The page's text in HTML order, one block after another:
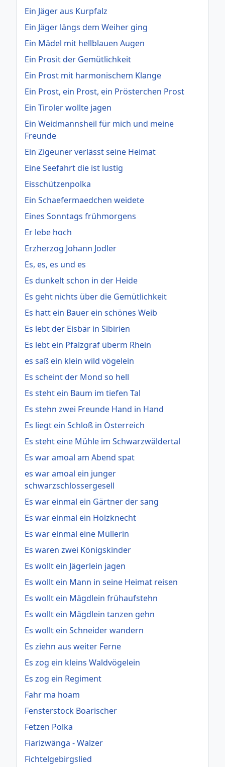
Ein Jäger aus Kurpfalz
Ein Jäger längs dem Weiher ging
Ein Mädel mit hellblauen Augen
Ein Prosit der Gemütlichkeit
Ein Prost mit harmonischem Klange
Ein Prost, ein Prost, ein Prösterchen Prost
Ein Tiroler wollte jagen
Ein Weidmannsheil für mich und meine
Freunde
Ein Zigeuner verlässt seine Heimat
Eine Seefahrt die ist lustig
Eisschützenpolka
Ein Schaefermaedchen weidete
Eines Sonntags frühmorgens
Er lebe hoch
Erzherzog Johann Jodler
Es, es, es und es
Es dunkelt schon in der Heide
Es geht nichts über die Gemütlichkeit
Es hatt ein Bauer ein schönes Weib
Es lebt der Eisbär in Sibirien
Es lebt ein Pfalzgraf überm Rhein
es saß ein klein wild vögelein
Es scheint der Mond so hell
Es steht ein Baum im tiefen Tal
Es stehn zwei Freunde Hand in Hand
Es liegt ein Schloß in Österreich
Es steht eine Mühle im Schwarzwäldertal
Es war amoal am Abend spat
es war amoal ein junger
schwarzschlossergesell
Es war einmal ein Gärtner der sang
Es war einmal ein Holzknecht
Es war einmal eine Müllerin
Es waren zwei Königskinder
Es wollt ein Jägerlein jagen
Es wollt ein Mann in seine Heimat reisen
Es wollt ein Mägdlein frühaufstehn
Es wollt ein Mägdlein tanzen gehn
Es wollt ein Schneider wandern
Es ziehn aus weiter Ferne
Es zog ein kleins Waldvögelein
Es zog ein Regiment
Fahr ma hoam
Fensterstock Boarischer
Fetzen Polka
Fiarizwänga - Walzer
Fichtelgebirgslied